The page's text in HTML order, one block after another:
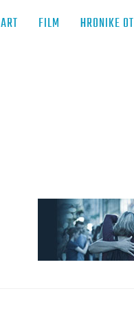
ART FILM HRONIKE